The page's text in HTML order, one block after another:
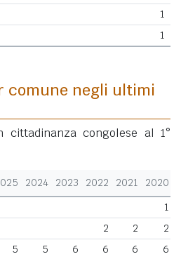
1
1
comune negli ultimi
cittadinanza congolese al 1°
2024 2023 2022 2021
2020
1
2 2
2
5 5 6 6 6
6